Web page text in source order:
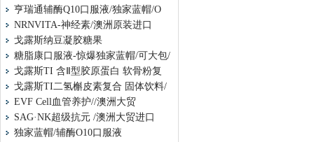
亨瑞通辅酶Q10口服液/独家蓝帽/O
NRNVITA-神经素/澳洲原装进口
戈露斯纳豆凝胶糖果
糖脂康口服液-惊爆独家蓝帽/可大包/
戈露斯TI 含Ⅱ型胶原蛋白 软骨粉复
戈露斯TI二氢槲皮素复合 固体饮料/
EVF Cell血管养护//澳洲大贸
SAG·NK超级抗元 /澳洲大贸进口
独家蓝帽/辅酶O10口服液